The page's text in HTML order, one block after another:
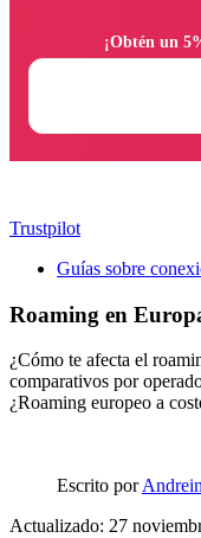
Trustpilot
Guías sobre
Roaming en
¿Cómo te afecta el
comparativos por
¿Roaming europeo a
Escrito por
Actualizado: 27